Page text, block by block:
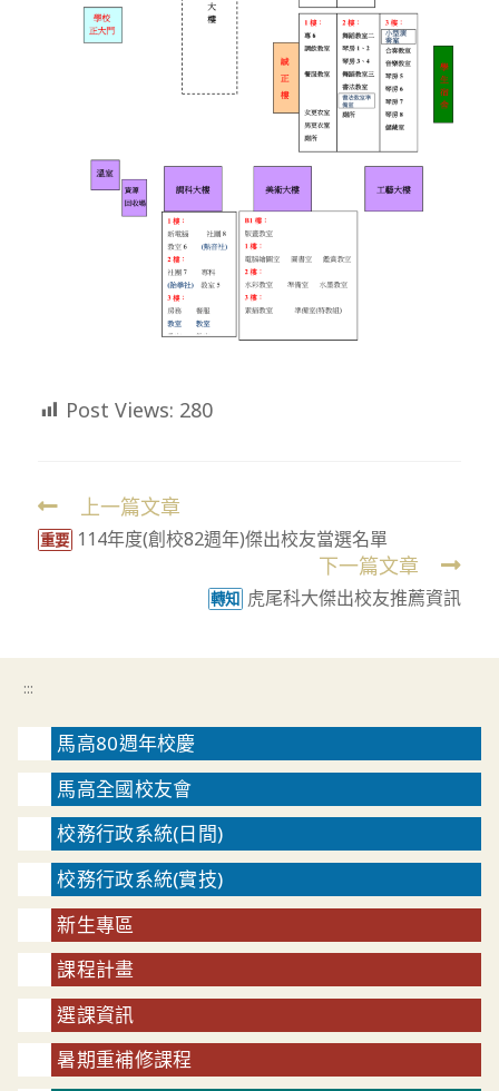
Post Views: 280
Read
more
上一篇文章
重要 114年度(創校82週年)傑出校友當選名單
下一篇文章
轉知 虎尾科大傑出校友推薦資訊
:::
馬高80週年校慶
馬高全國校友會
校務行政系統(日間)
校務行政系統(實技)
新生專區
課程計畫
選課資訊
暑期重補修課程